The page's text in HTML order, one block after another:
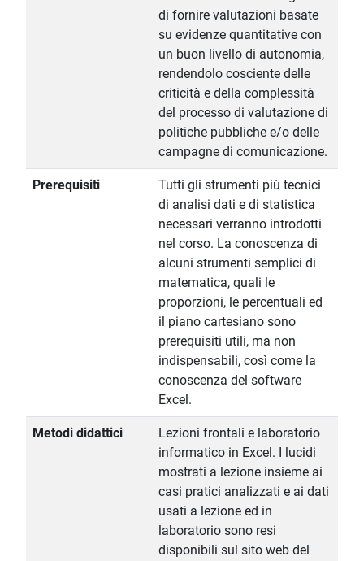
di fornire valutazioni basate
su evidenze quantitative con
un buon livello di autonomia,
rendendolo cosciente delle
criticità e della complessità
del processo di valutazione di
politiche pubbliche e/o delle
campagne di comunicazione.
Prerequisiti
Tutti gli strumenti più tecnici
di analisi dati e di statistica
necessari verranno introdotti
nel corso. La conoscenza di
alcuni strumenti semplici di
matematica, quali le
proporzioni, le percentuali ed
il piano cartesiano sono
prerequisiti utili, ma non
indispensabili, così come la
conoscenza del software
Excel.
Metodi didattici
Lezioni frontali e laboratorio
informatico in Excel. I lucidi
mostrati a lezione insieme ai
casi pratici analizzati e ai dati
usati a lezione ed in
laboratorio sono resi
disponibili sul sito web del